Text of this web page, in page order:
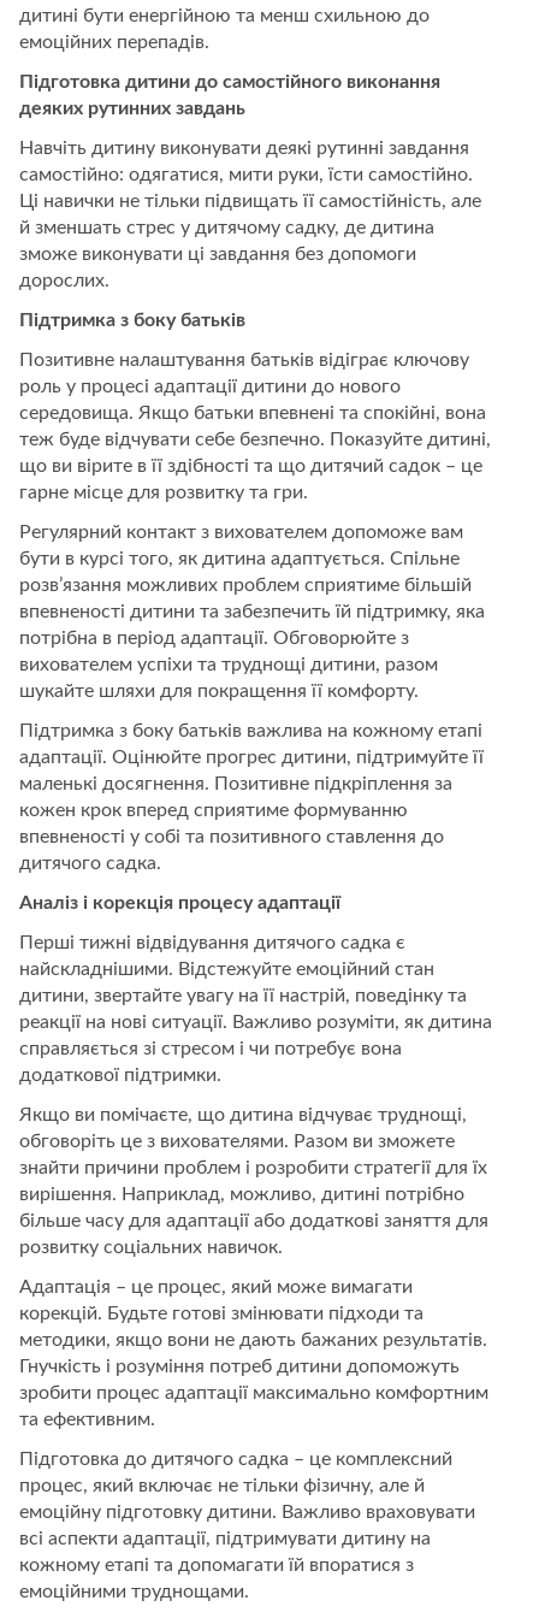
дитині бути енергійною та менш схильною до
емоційних перепадів.
Підготовка дитини до самостійного виконання
деяких рутинних завдань
Навчіть дитину виконувати деякі рутинні завдання
самостійно: одягатися, мити руки, їсти самостійно.
Ці навички не тільки підвищать її самостійність, але
й зменшать стрес у дитячому садку, де дитина
зможе виконувати ці завдання без допомоги
дорослих.
Підтримка з боку батьків
Позитивне налаштування батьків відіграє ключову
роль у процесі адаптації дитини до нового
середовища. Якщо батьки впевнені та спокійні, вона
теж буде відчувати себе безпечно. Показуйте дитині,
що ви вірите в її здібності та що дитячий садок – це
гарне місце для розвитку та гри.
Регулярний контакт з вихователем допоможе вам
бути в курсі того, як дитина адаптується. Спільне
розв’язання можливих проблем сприятиме більшій
впевненості дитини та забезпечить їй підтримку, яка
потрібна в період адаптації. Обговорюйте з
вихователем успіхи та труднощі дитини, разом
шукайте шляхи для покращення її комфорту.
Підтримка з боку батьків важлива на кожному етапі
адаптації. Оцінюйте прогрес дитини, підтримуйте її
маленькі досягнення. Позитивне підкріплення за
кожен крок вперед сприятиме формуванню
впевненості у собі та позитивного ставлення до
дитячого садка.
Аналіз і корекція процесу адаптації
Перші тижні відвідування дитячого садка є
найскладнішими. Відстежуйте емоційний стан
дитини, звертайте увагу на її настрій, поведінку та
реакції на нові ситуації. Важливо розуміти, як дитина
справляється зі стресом і чи потребує вона
додаткової підтримки.
Якщо ви помічаєте, що дитина відчуває труднощі,
обговоріть це з вихователями. Разом ви зможете
знайти причини проблем і розробити стратегії для їх
вирішення. Наприклад, можливо, дитині потрібно
більше часу для адаптації або додаткові заняття для
розвитку соціальних навичок.
Адаптація – це процес, який може вимагати
корекцій. Будьте готові змінювати підходи та
методики, якщо вони не дають бажаних результатів.
Гнучкість і розуміння потреб дитини допоможуть
зробити процес адаптації максимально комфортним
та ефективним.
Підготовка до дитячого садка – це комплексний
процес, який включає не тільки фізичну, але й
емоційну підготовку дитини. Важливо враховувати
всі аспекти адаптації, підтримувати дитину на
кожному етапі та допомагати їй впоратися з
емоційними труднощами.